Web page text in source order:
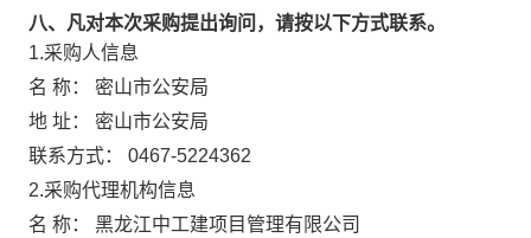
八、凡对本次采购提出询问，请按以下方式联系。
1.采购人信息
名 称： 密山市公安局
地 址： 密山市公安局
联系方式： 0467-5224362
2.采购代理机构信息
名 称： 黑龙江中工建项目管理有限公司